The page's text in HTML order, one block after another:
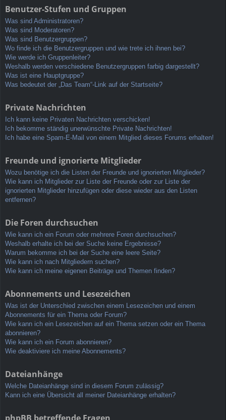
Benutzer-Stufen und Gruppen
Was sind Administratoren?
Was sind Moderatoren?
Was sind Benutzergruppen?
Wo finde ich die Benutzergruppen und wie trete ich ihnen bei?
Wie werde ich Gruppenleiter?
Weshalb werden verschiedene Benutzergruppen farbig dargestellt?
Was ist eine Hauptgruppe?
Was bedeutet der „Das Team“-Link auf der Startseite?
Private Nachrichten
Ich kann keine Privaten Nachrichten verschicken!
Ich bekomme ständig unerwünschte Private Nachrichten!
Ich habe eine Spam-E-Mail von einem Mitglied dieses Forums erhalten!
Freunde und ignorierte Mitglieder
Wozu benötige ich die Listen der Freunde und ignorierten Mitglieder?
Wie kann ich Mitglieder zur Liste der Freunde oder zur Liste der
ignorierten Mitglieder hinzufügen oder diese wieder aus den Listen
entfernen?
Die Foren durchsuchen
Wie kann ich ein Forum oder mehrere Foren durchsuchen?
Weshalb erhalte ich bei der Suche keine Ergebnisse?
Warum bekomme ich bei der Suche eine leere Seite?
Wie kann ich nach Mitgliedern suchen?
Wie kann ich meine eigenen Beiträge und Themen finden?
Abonnements und Lesezeichen
Was ist der Unterschied zwischen einem Lesezeichen und einem
Abonnements für ein Thema oder Forum?
Wie kann ich ein Lesezeichen auf ein Thema setzen oder ein Thema
abonnieren?
Wie kann ich ein Forum abonnieren?
Wie deaktiviere ich meine Abonnements?
Dateianhänge
Welche Dateianhänge sind in diesem Forum zulässig?
Kann ich eine Übersicht all meiner Dateianhänge erhalten?